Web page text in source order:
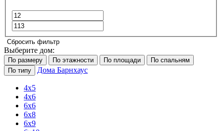
Сбросить фильтр
Выберите дом:
По размеру По этажности По площади
По спальням
По типу
Дома Барнхаус
4x5
4x6
6x6
6x8
6х9